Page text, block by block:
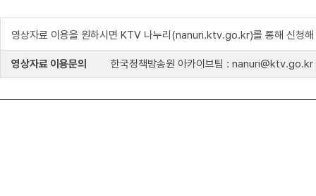
영상자료 이용을 원하시면 KTV 나누리(nanuri.ktv.go.kr)를 통해 신청해
영상자료 이용문의 한국정책방송원 아카이브팀 : nanuri@ktv.go.kr